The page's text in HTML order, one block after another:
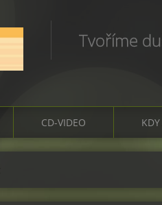
Tvoříme
CD-VIDEO